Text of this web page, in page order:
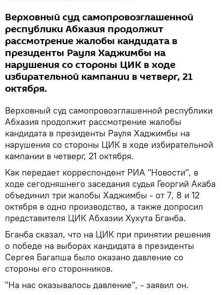
Верховный суд самопровозглашенной
республики Абхазия продолжит
рассмотрение жалобы кандидата в
президенты Рауля Хаджимбы на
нарушения со стороны ЦИК в ходе
избирательной кампании в четверг, 21
октября.
Верховный суд самопровозглашенной республики
Абхазия продолжит рассмотрение жалобы
кандидата в президенты Рауля Хаджимбы на
нарушения со стороны ЦИК в ходе избирательной
кампании в четверг, 21 октября.
Как передает корреспондент РИА "Новости", в
ходе сегодняшнего заседания судья Георгий Акаба
объединил три жалобы Хаджимбы - от 7, 8 и 12
октября в одно производство, а также допросил
представителя ЦИК Абхазии Хухута Бганба.
Бганба сказал, что на ЦИК при принятии решения
о победе на выборах кандидата в президенты
Сергея Багапша было оказано давление со
стороны его сторонников.
"На нас оказывалось давление", - заявил он.